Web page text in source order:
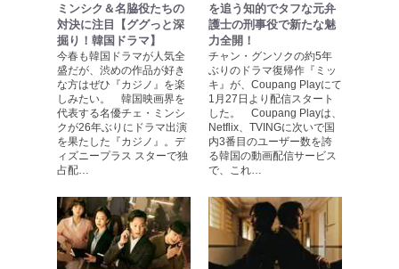
ミンシク＆名脇役たちの
対決に注目【ググっと深
掘り！韓国ドラマ】
今春も韓国ドラマが人気全
盛だが、渋めの作品が好き
な方はぜひ『カジノ』を楽
しみたい。 韓国映画界を
代表する名優チェ・ミンシ
クが26年ぶりにドラマ出演
を果たした『カジノ』。デ
ィズニープラス スターで独
占配…
を追う知的でタフな元弁
護士の刑事役で新たな魅
力全開！
チャン・グンソクの約5年
ぶりのドラマ復帰作『ミッ
キ』が、Coupang Playにて
1月27日より配信スタート
した。 Coupang Playは、
Netflix、TVINGに次いで国
内3番目のユーザー数を誇
る韓国の動画配信サービス
で、これ…